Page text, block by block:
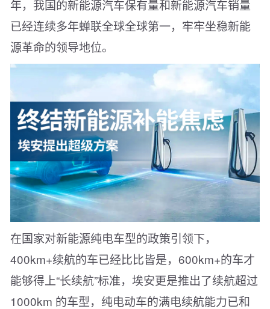
年，我国的新能源汽车保有量和新能源汽车销量
已经连续多年蝉联全球全球第一，牢牢坐稳新能
源革命的领导地位。
在国家对新能源纯电车型的政策引领下，
400km+续航的车已经比比皆是，600km+的车才
能够得上“长续航”标准，埃安更是推出了续航超过
1000km 的车型，纯电动车的满电续航能力已和